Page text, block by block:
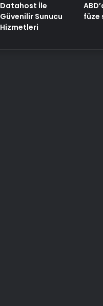
Datahost İle
Güvenilir Sunucu
Hizmetleri
füze